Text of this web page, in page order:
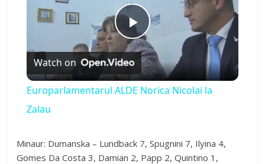
P
l
y
Watch on
Europarlamentarul ALDE Norica Nicolai la
Zalau
Minaur: Dumanska – Lundback 7, Spugnini 7, Ilyina 4,
Gomes Da Costa 3, Damian 2, Papp 2, Quintino 1,